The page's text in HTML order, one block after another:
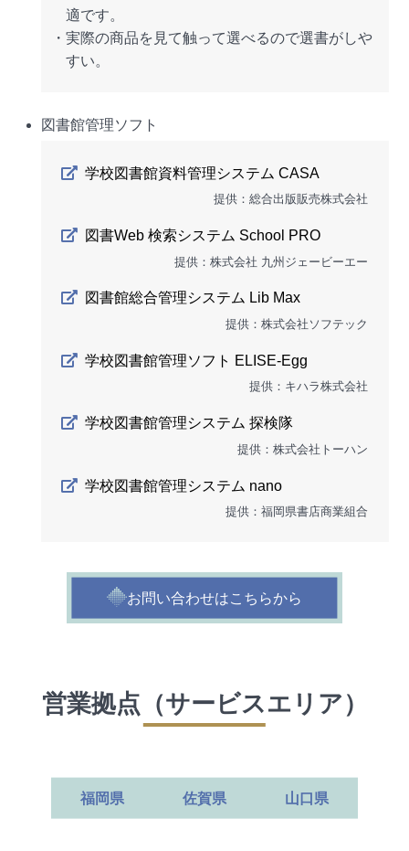
適です。
・実際の商品を見て触って選べるので選書がしや
すい。
図書館管理ソフト
学校図書館資料管理システム CASA
提供：総合出版販売株式会社
図書Web 検索システム School PRO
提供：株式会社 九州ジェービーエー
図書館総合管理システム Lib Max
提供：株式会社ソフテック
学校図書館管理ソフト ELISE-Egg
提供：キハラ株式会社
学校図書館管理システム 探検隊
提供：株式会社トーハン
学校図書館管理システム nano
提供：福岡県書店商業組合
お問い合わせはこちらから
営業拠点（サービスエリア）
福岡県 佐賀県 山口県